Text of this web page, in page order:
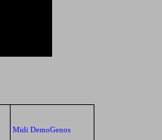
Midi DemoGenos